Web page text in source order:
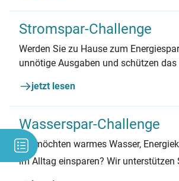
Stromspar-Challenge
Werden Sie zu Hause zum
unnötige Ausgaben und schützen
Postfach bekommen.
jetzt lesen
Wasserspar-Challenge
Sie möchten warmes Wasser,
im Alltag einsparen? Wir unterstützen